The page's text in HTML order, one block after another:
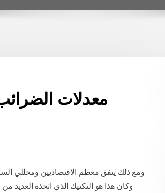
معدلات
ومع ذلك يتفق معظم الاقتصاديين ومحللي
وكان هذا هو التكتيك الذي اتخذه العديد